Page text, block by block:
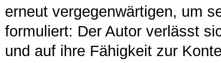
erneut vergegenwärtigen, um
formuliert: Der Autor verlässt
und auf ihre Fähigkeit zur